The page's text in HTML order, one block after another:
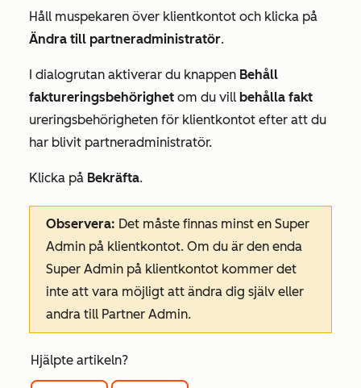
Håll muspekaren över klientkontot och klicka på
Ändra till partneradministratör.
I dialogrutan aktiverar du knappen Behåll
faktureringsbehörighet om du vill behålla fakt
ureringsbehörigheten för klientkontot efter att du
har blivit partneradministratör.
Klicka på Bekräfta.
Observera: Det måste finnas minst en Super
Admin på klientkontot. Om du är den enda
Super Admin på klientkontot kommer det
inte att vara möjligt att ändra dig själv eller
andra till Partner Admin.
Hjälpte artikeln?